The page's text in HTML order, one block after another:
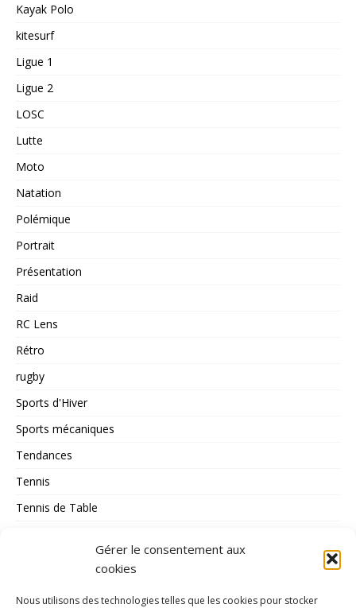
Gérer le consentement aux
cookies
Nous utilisons des technologies telles que les cookies pour stocker
Kayak Polo
kitesurf
Ligue 1
Ligue 2
LOSC
Lutte
Moto
Natation
Polémique
Portrait
Présentation
Raid
RC Lens
Rétro
rugby
Sports d'Hiver
Sports mécaniques
Tendances
Tennis
Tennis de Table